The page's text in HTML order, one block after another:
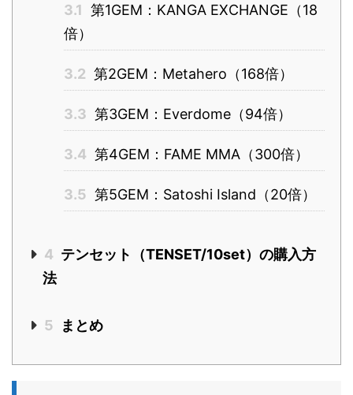
3.1 第1GEM：KANGA EXCHANGE（18
倍）
3.2 第2GEM：Metahero（168倍）
3.3 第3GEM：Everdome（94倍）
3.4 第4GEM：FAME MMA（300倍）
3.5 第5GEM：Satoshi Island（20倍）
4 テンセット（TENSET/10set）の購入方
法
5 まとめ